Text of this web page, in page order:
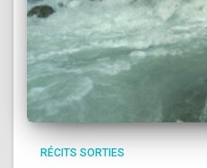
RÉCITS SORTIES